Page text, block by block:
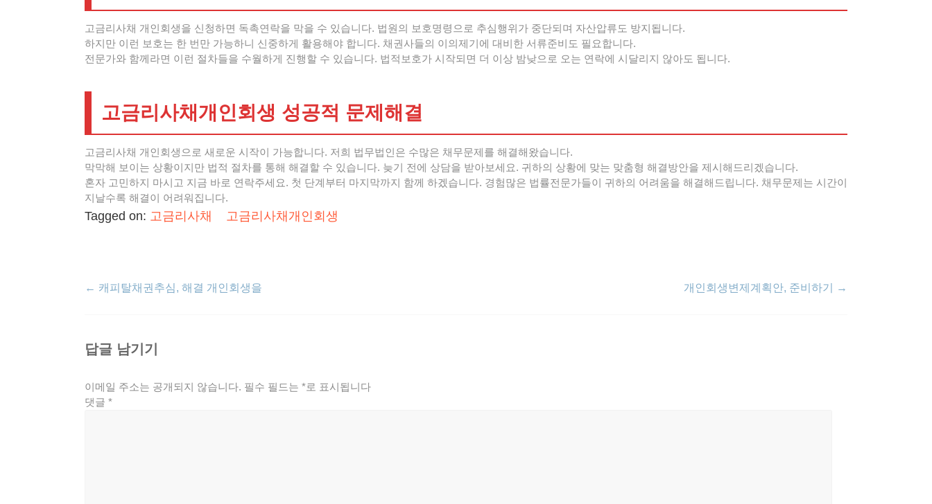
고금리사채 개인회생을 신청하면 독촉연락을 막을 수 있습니다. 법원의 보호명령으로 추심행위가 중단되며 자산압류도 방지됩니다.
하지만 이런 보호는 한 번만 가능하니 신중하게 활용해야 합니다. 채권사들의 이의제기에 대비한 서류준비도 필요합니다.
전문가와 함께라면 이런 절차들을 수월하게 진행할 수 있습니다. 법적보호가 시작되면 더 이상 밤낮으로 오는 연락에 시달리지 않아도 됩니다.
고금리사채개인회생 성공적 문제해결
고금리사채 개인회생으로 새로운 시작이 가능합니다. 저희 법무법인은 수많은 채무문제를 해결해왔습니다.
막막해 보이는 상황이지만 법적 절차를 통해 해결할 수 있습니다. 늦기 전에 상담을 받아보세요. 귀하의 상황에 맞는 맞춤형 해결방안을 제시해드리겠습니다.
혼자 고민하지 마시고 지금 바로 연락주세요. 첫 단계부터 마지막까지 함께 하겠습니다. 경험많은 법률전문가들이 귀하의 어려움을 해결해드립니다. 채무문제는 시간이
지날수록 해결이 어려워집니다.
Tagged on: 고금리사채 고금리사채개인회생
← 캐피탈채권추심, 해결 개인회생을 개인회생변제계획안, 준비하기 →
답글 남기기
이메일 주소는 공개되지 않습니다. 필수 필드는 *로 표시됩니다
댓글 *